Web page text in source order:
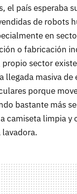
el país esperaba
de robots
en
o fabricación
sector existe
llegada masiva de
porque
bastante más
camiseta limpia y